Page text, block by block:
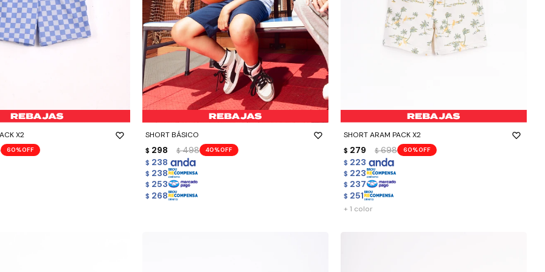
X2
60
SHORT BÁSICO
$ 298 $ 498 40
$ 238
$ 238
$ 253
$ 268
- +
SHORT ARAM PACK X2
$ 279 $ 698 60
$ 223
$ 223
$ 237
$ 251
- +
+ 1 color